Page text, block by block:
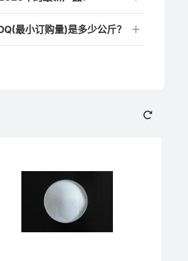
最小订购量)是多少公斤？